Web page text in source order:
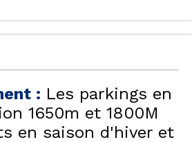
: Les parkings en
1650m et 1800M
en saison d'hiver et